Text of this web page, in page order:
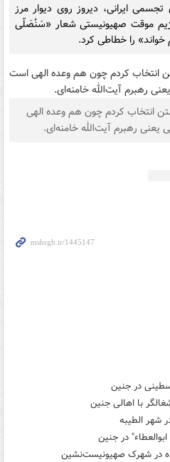
ایرانی، دیروز روی دیوار مرز
موقت صهیونیستی شعار «سَنُصَلّی
را خطاطی کرد.
انتخاب کردم چون هم وعده الهی
یعنی رهبرم آیت‌الله خامنه‌ای.
در جنین
با اهالی جنین
شهر الطیبه
در جنین
در شهرک صهیونیست‌نشین